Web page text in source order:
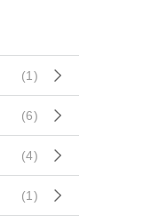
(1)
(6)
(4)
(1)